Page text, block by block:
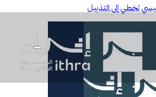
تخطي إلى التذييل